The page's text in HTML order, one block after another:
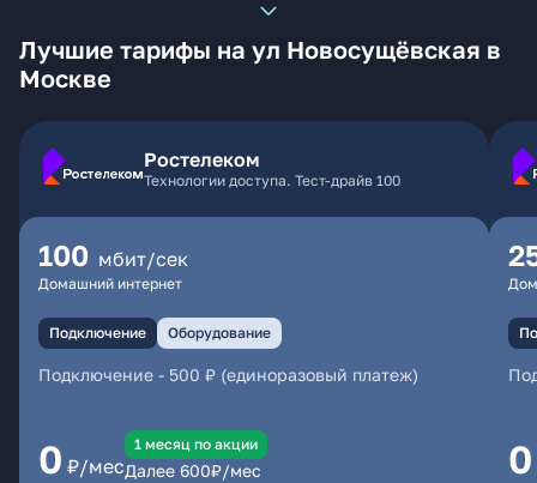
Лучшие тарифы на ул Новосущёвская в
Москве
Ростелеком
Технологии доступа. Тест-драйв 100
100 мбит/сек
Домашний интернет
Подключение Оборудование
Подключение - 500 ₽ (единоразовый платеж)
0 ₽/мес
1 месяц по акции
Далее 600₽/мес 0